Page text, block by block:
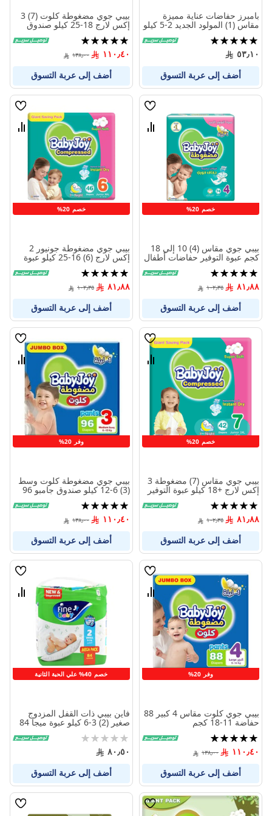
بامبرز حفاضات عناية مميزة
مقاس (1) المولود الجديد 2-5 كيلو
50 حفاضة
تقييم:
100%
٥٣٫١٠
أضف إلى عربة التسوق
بيبي جوي مضغوطة كلوت (7) 3
إكس لارج 18-25 كيلو صندوق
جامبو 52 حفاضة
تقييم:
100%
١١٠٫٤٠ ١٣٨٫٠٠
أضف إلى عربة التسوق
خصم 20%
قائمة
قارن
بيبي جوي مقاس (4) 10 إلي 18
كجم عبوة التوفير حفاضات أطفال
74 قطعة
تقييم:
100%
٨١٫٨٨ ١٠٢٫٣٥
أضف إلى عربة التسوق
خصم 20%
قائمة
قارن
بيبي جوي مضغوطة جونيور 2
إكس لارج (6) 16-25 كيلو عبوة
توفير عملاقة 46 حفاض
تقييم:
100%
٨١٫٨٨ ١٠٢٫٣٥
أضف إلى عربة التسوق
خصم 20%
قائمة
قارن
بيبي جوي مقاس (7) مضغوطة 3
إكس لارج +18 كيلو عبوة التوفير
الضخمة 42 حفاض
تقييم:
100%
٨١٫٨٨ ١٠٢٫٣٥
أضف إلى عربة التسوق
وفر 20%
قائمة
قارن
بيبي جوي مضغوطة كلوت وسط
(3) 6-12 كيلو صندوق جامبو 96
حفاضة
تقييم:
100%
١١٠٫٤٠ ١٣٨٫٠٠
أضف إلى عربة التسوق
وفر 20%
قائمة
قارن
بيبي جوي كلوت مقاس 4 كبير 88
حفاضة 11-18 كجم
تقييم:
100%
١١٠٫٤٠ ١٣٨٫٠٠
أضف إلى عربة التسوق
خصم 40% علي الحبة الثانية
قائمة
قارن
فاين بيبي ذات القفل المزدوج
صغير (2) 3-6 كيلو عبوة ميجا 84
حفاض
Rating:
0%
٨٠٫٥٠
أضف إلى عربة التسوق
قائمة
قائمة